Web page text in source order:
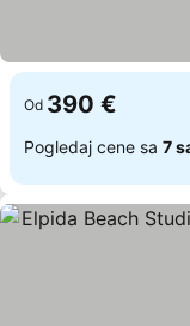
Od 390 €
Pogledaj cene sa 7